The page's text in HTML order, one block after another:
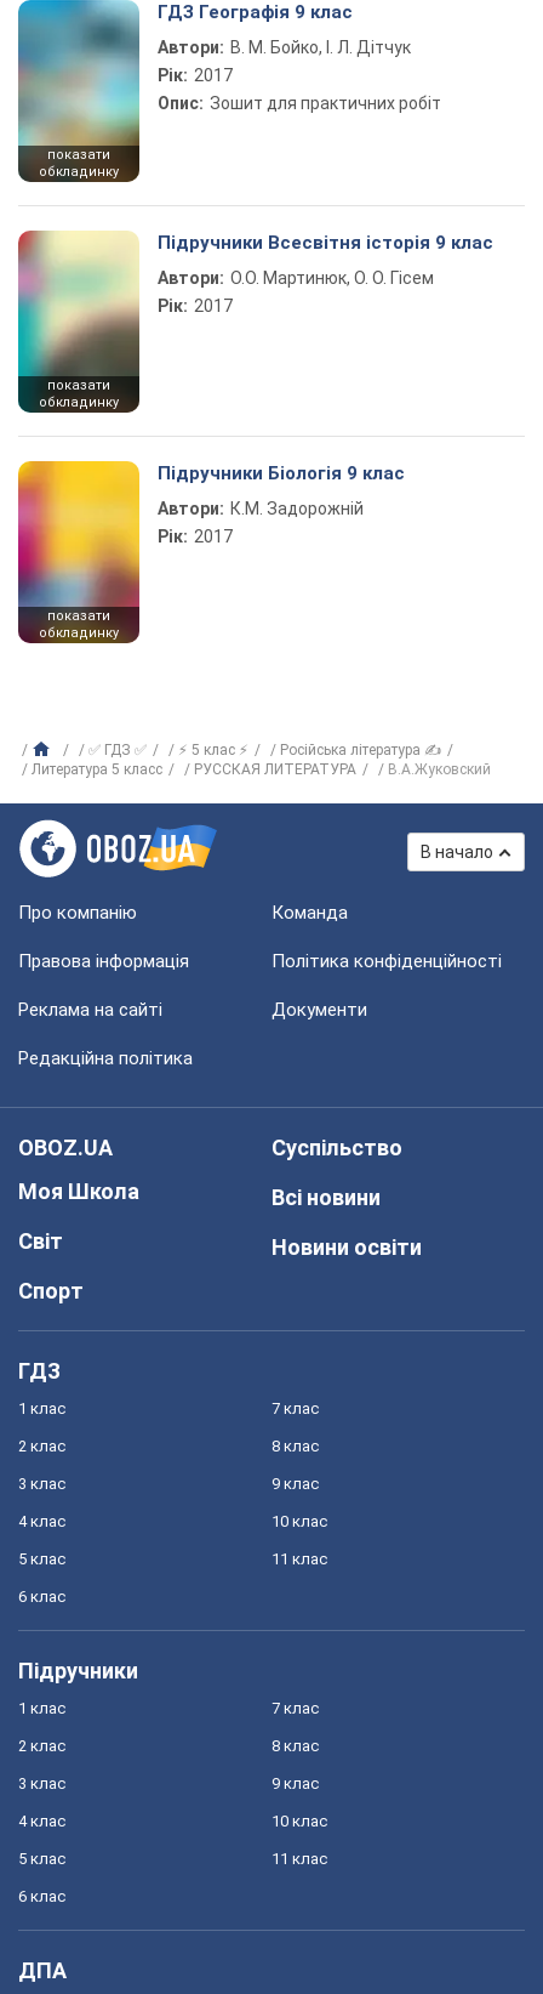
показати
обкладинку
ГДЗ Географія 9 клас
Автори: В. М. Бойко, І. Л. Дітчук
Рік: 2017
Опис: Зошит для практичних робіт
показати
обкладинку
Підручники Всесвітня історія 9 клас
Автори: О.О. Мартинюк, О. О. Гісем
Рік: 2017
показати
обкладинку
Підручники Біологія 9 клас
Автори: К.М. Задорожній
Рік: 2017
✅ ГДЗ ✅ ⚡ 5 клас ⚡
Російська література ✍
Литература 5 класс
РУССКАЯ ЛИТЕРАТУРА В.А.Жуковский
В начало
Про компанію Команда
Правова інформація Політика конфіденційності
Реклама на сайті Документи
Редакційна політика
OBOZ.UA
Моя Школа
Світ
Спорт
Суспільство
Всі новини
Новини освіти
ГДЗ
1 клас
2 клас
3 клас
4 клас
5 клас
6 клас
7 клас
8 клас
9 клас
10 клас
11 клас
Підручники
1 клас
2 клас
3 клас
4 клас
5 клас
6 клас
7 клас
8 клас
9 клас
10 клас
11 клас
ДПА